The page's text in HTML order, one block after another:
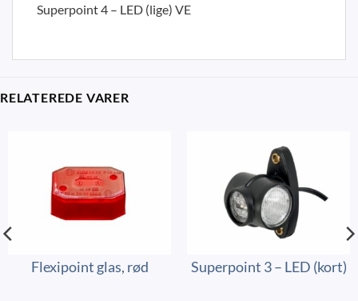
Superpoint 4 – LED (lige) VE
RELATEREDE VARER
Flexipoint glas, rød Superpoint 3 – LED (kort)